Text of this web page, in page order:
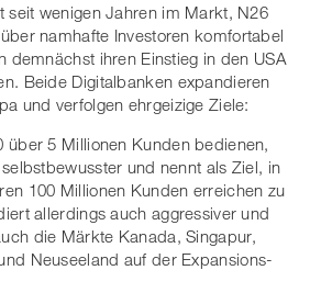
seit wenigen Jahren im Markt, N26
namhafte Investoren komfortabel
demnächst ihren Einstieg in den USA
Beide Digitalbanken expandieren
und verfolgen ehrgeizige Ziele:
über 5 Millionen Kunden bedienen,
und nennt als Ziel, in
100 Millionen Kunden erreichen zu
allerdings auch aggressiver und
die Märkte Kanada, Singapur,
Neuseeland auf der Expansions-